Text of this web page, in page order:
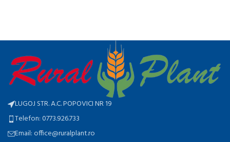
LUGOJ STR. A.C. POPOVICI NR 19
Telefon: 0773.926.733
Email: office@ruralplant.ro